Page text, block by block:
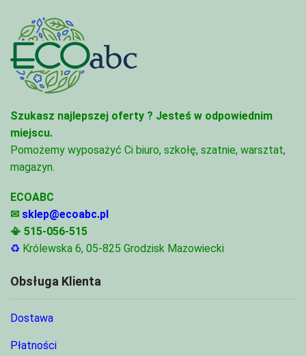
Szukasz najlepszej oferty ? Jesteś w odpowiednim
miejscu.
Pomożemy wyposażyć Ci biuro, szkołę, szatnie, warsztat,
magazyn.
ECOABC
✉ sklep@ecoabc.pl
📳 515-056-515
♻ Królewska 6, 05-825 Grodzisk Mazowiecki
Obsługa Klienta
Dostawa
Płatności